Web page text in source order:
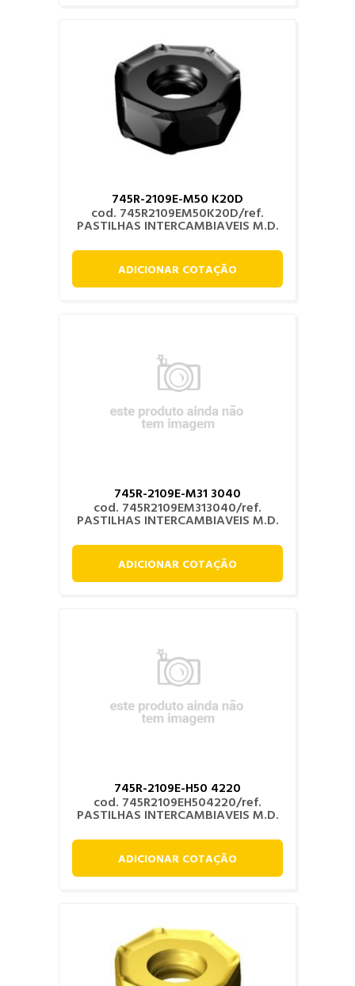
745R-2109E-M50 K20D
cod. 745R2109EM50K20D/ref.
PASTILHAS INTERCAMBIAVEIS M.D.
ADICIONAR COTAÇÃO
745R-2109E-M31 3040
cod. 745R2109EM313040/ref.
PASTILHAS INTERCAMBIAVEIS M.D.
ADICIONAR COTAÇÃO
745R-2109E-H50 4220
cod. 745R2109EH504220/ref.
PASTILHAS INTERCAMBIAVEIS M.D.
ADICIONAR COTAÇÃO